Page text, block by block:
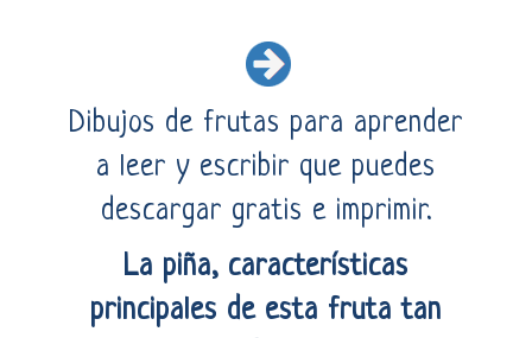
Dibujos de frutas para aprender
a leer y escribir que puedes
descargar gratis e imprimir.
La piña, características
principales de esta fruta tan